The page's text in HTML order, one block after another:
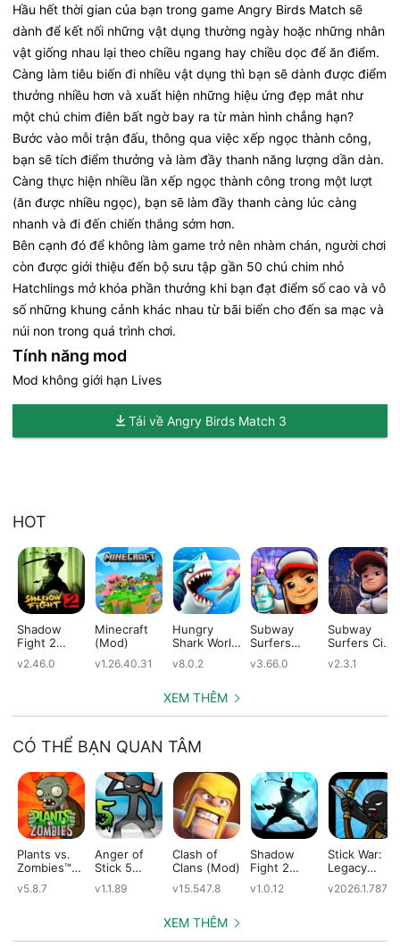
Hầu hết thời gian của bạn trong game Angry Birds Match sẽ
dành để kết nối những vật dụng thường ngày hoặc những nhân
vật giống nhau lại theo chiều ngang hay chiều dọc để ăn điểm.
Càng làm tiêu biến đi nhiều vật dụng thì bạn sẽ dành được điểm
thưởng nhiều hơn và xuất hiện những hiệu ứng đẹp mắt như
một chú chim điên bất ngờ bay ra từ màn hình chẳng hạn?
Bước vào mỗi trận đấu, thông qua việc xếp ngọc thành công,
bạn sẽ tích điểm thưởng và làm đầy thanh năng lượng dần dàn.
Càng thực hiện nhiều lần xếp ngọc thành công trong một lượt
(ăn được nhiều ngọc), bạn sẽ làm đầy thanh càng lúc càng
nhanh và đi đến chiến thắng sớm hơn.
Bên cạnh đó để không làm game trở nên nhàm chán, người chơi
còn được giới thiệu đến bộ sưu tập gần 50 chú chim nhỏ
Hatchlings mở khóa phần thưởng khi bạn đạt điểm số cao và vô
số những khung cảnh khác nhau từ bãi biển cho đến sa mạc và
núi non trong quá trình chơi.
Tính năng mod
Mod không giới hạn Lives
Tải về Angry Birds Match 3
HOT
Shadow
Fight 2
v2.46.0
Minecraft
(Mod)
v1.26.40.31
Hungry
Shark World
v8.0.2
Subway
Surfers
v3.66.0
Subway
Surfers City
v2.3.1
XEM THÊM
CÓ THỂ BẠN QUAN TÂM
Plants vs.
Zombies™
v5.8.7
Anger of
Stick 5
v1.1.89
Clash of
Clans (Mod)
v15.547.8
Shadow
Fight 2
Edition
v1.0.12
Stick War:
Legacy
v2026.1.787
XEM THÊM